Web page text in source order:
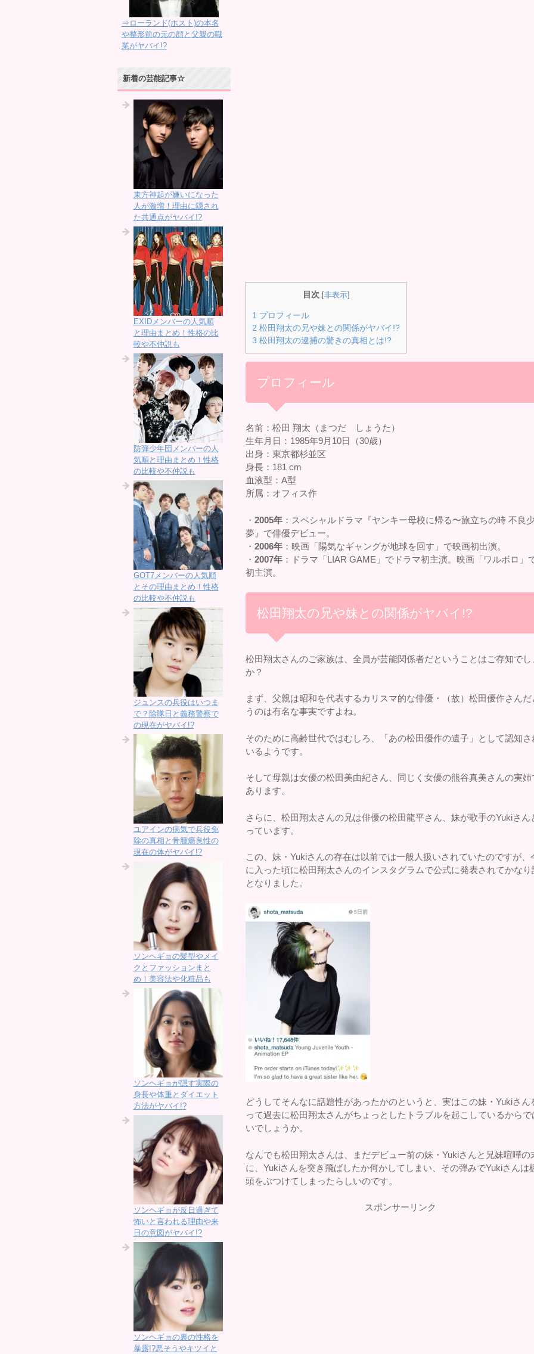
目次 [非表示]
1 プロフィール
2 松田翔太の兄や妹との関係がヤバイ!?
3 松田翔太の逮捕の驚きの真相とは!?
プロフィール
名前：松田 翔太（まつだ しょうた）
生年月日：1985年9月10日（30歳）
出身：東京都杉並区
身長：181 cm
血液型：A型
所属：オフィス作
・2005年 ：スペシャルドラマ『ヤンキー母校に帰る〜旅立ちの時 不良
夢』で俳優デビュー。
・2006年 ：映画「陽気なギャングが地球を回す」で映画初出演。
・2007年 ：ドラマ「LIAR GAME」でドラマ初主演。映画「ワルボロ」
初主演。
松田翔太の兄や妹との関係がヤバイ!?
松田翔太さんのご家族は、全員が芸能関係者だということはご存知でし
か？
まず、父親は昭和を代表するカリスマ的な俳優・（故）松田優作さんだ
うのは有名な事実ですよね。
そのために高齢世代ではむしろ、「あの松田優作の遺子」として認知さ
いるようです。
そして母親は女優の松田美由紀さん、同じく女優の熊谷真美さんの実姉
あります。
さらに、松田翔太さんの兄は俳優の松田龍平さん、妹が歌手のYukiさん
っています。
この、妹・Yukiさんの存在は以前では一般人扱いされていたのですが、
に入った頃に松田翔太さんのインスタグラムで公式に発表されてかなり
となりました。
どうしてそんなに話題性があったかのというと、実はこの妹・Yukiさん
って過去に松田翔太さんがちょっとしたトラブルを起こしているからで
いでしょうか。
なんでも松田翔太さんは、まだデビュー前の妹・Yukiさんと兄妹喧嘩の
に、Yukiさんを突き飛ばしたか何かしてしまい、その弾みでYukiさんは
頭をぶつけてしまったらしいのです。
スポンサーリンク
⇒ローランド(ホスト)の本名
や整形前の元の顔と父親の職
業がヤバイ!?
新着の芸能記事☆
東方神起が嫌いになった
人が激増！理由に隠され
た共通点がヤバイ!?
EXIDメンバーの人気順
と理由まとめ！性格の比
較や不仲説も
防弾少年団メンバーの人
気順と理由まとめ！性格
の比較や不仲説も
GOT7メンバーの人気順
とその理由まとめ！性格
の比較や不仲説も
ジュンスの兵役はいつま
で？除隊日と義務警察で
の現在がヤバイ!?
ユアインの病気で兵役免
除の真相と骨腫瘍良性の
現在の体がヤバイ!?
ソンヘギョの髪型やメイ
クとファッションまと
め！美容法や化粧品も
ソンヘギョが隠す実際の
身長や体重とダイエット
方法がヤバイ!?
ソンヘギョが反日過ぎて
怖いと言われる理由や来
日の意図がヤバイ!?
ソンヘギョの裏の性格を
暴露!?悪そうやキツイと